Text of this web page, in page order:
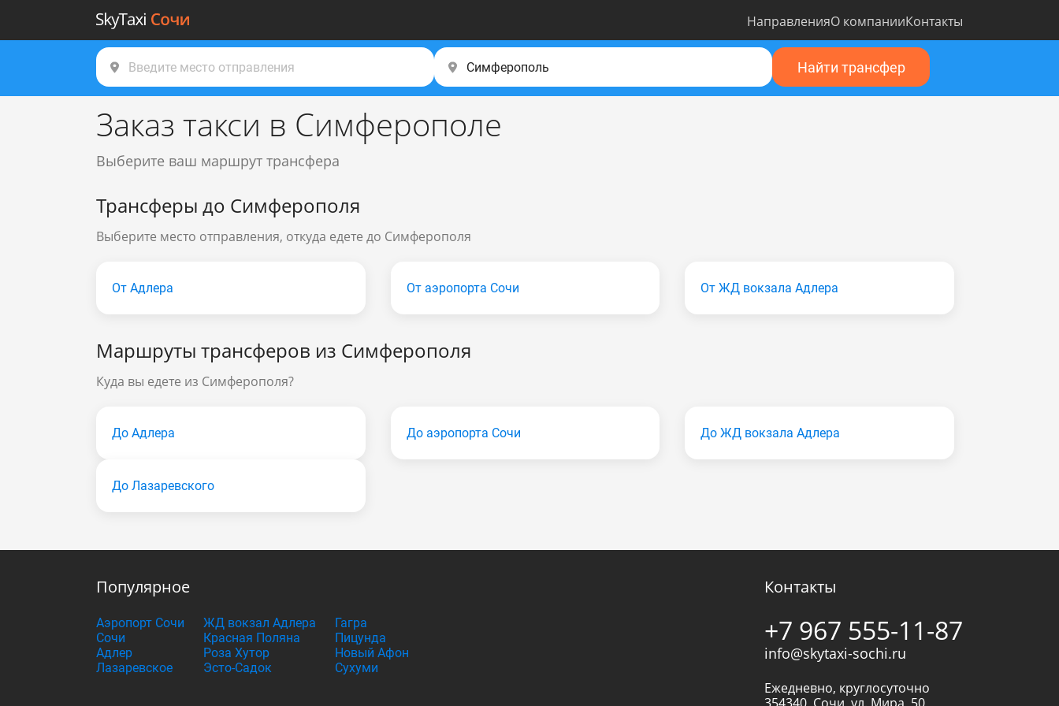
НаправленияО компанииКонтакты
Найти трансфер
Заказ такси в Симферополе
Выберите ваш маршрут трансфера
Трансферы до Симферополя
Выберите место отправления, откуда едете до Симферополя
От Адлера От аэропорта Сочи От ЖД вокзала Адлера
Маршруты трансферов из Симферополя
Куда вы едете из Симферополя?
До Адлера До аэропорта Сочи До ЖД вокзала Адлера
До Лазаревского
Популярное
Аэропорт Сочи
Сочи
Адлер
Лазаревское
ЖД вокзал Адлера
Красная Поляна
Роза Хутор
Эсто-Садок
Гагра
Пицунда
Новый Афон
Сухуми
Контакты
+7 967 555-11-87
info@skytaxi-sochi.ru
Ежедневно, круглосуточно